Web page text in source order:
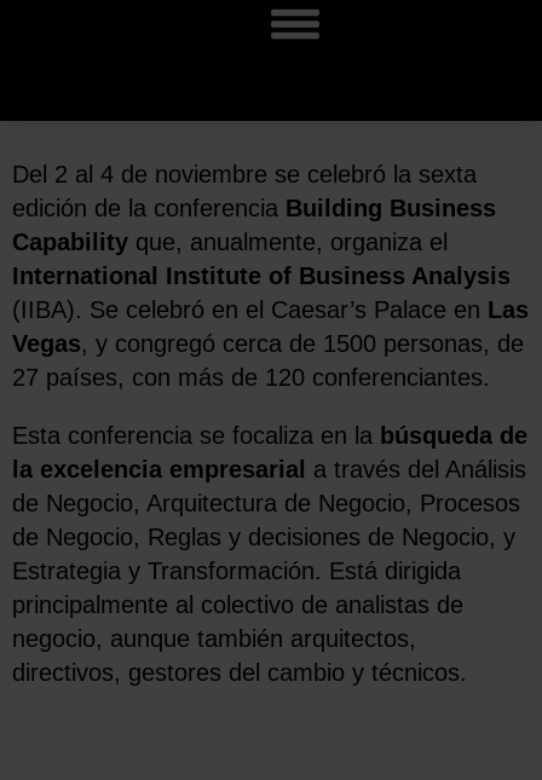
Del 2 al 4 de noviembre se celebró la sexta
edición de la conferencia Building Business
Capability que, anualmente, organiza el
International Institute of Business Analysis
(IIBA). Se celebró en el Caesar’s Palace en Las
Vegas, y congregó cerca de 1500 personas, de
27 países, con más de 120 conferenciantes.
Esta conferencia se focaliza en la búsqueda de
la excelencia empresarial a través del Análisis
de Negocio, Arquitectura de Negocio, Procesos
de Negocio, Reglas y decisiones de Negocio, y
Estrategia y Transformación. Está dirigida
principalmente al colectivo de analistas de
negocio, aunque también arquitectos,
directivos, gestores del cambio y técnicos.